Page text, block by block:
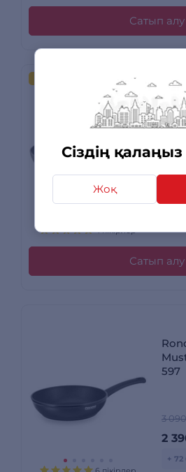
Сіздің
Жоқ
Сатып алу
4 пікірлер
26
2
Сатып алу
597
3
2
+